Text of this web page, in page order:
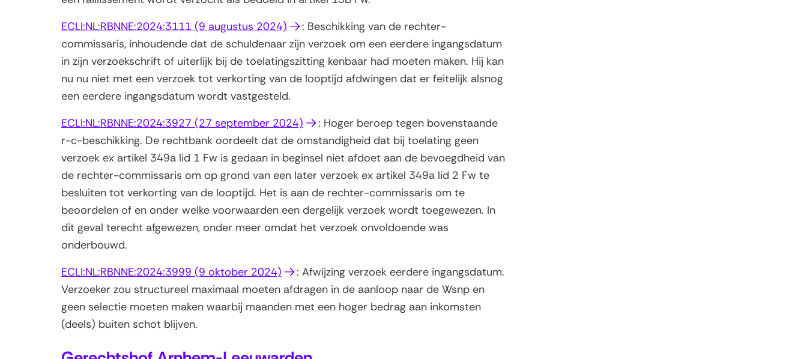
ECLI:NL:RBNNE:2024:3111 (9 augustus 2024) (opent
in
nieuw
venster)
: Beschikking van de rechter-
commissaris, inhoudende dat de schuldenaar zijn verzoek om een eerdere ingangsdatum
in zijn verzoekschrift of uiterlijk bij de toelatingszitting kenbaar had moeten maken. Hij kan
nu nu niet met een verzoek tot verkorting van de looptijd afdwingen dat er feitelijk alsnog
een eerdere ingangsdatum wordt vastgesteld.
ECLI:NL:RBNNE:2024:3927 (27 september 2024) (opent
in
nieuw
venster)
: Hoger beroep tegen bovenstaande
r-c-beschikking. De rechtbank oordeelt dat de omstandigheid dat bij toelating geen
verzoek ex artikel 349a lid 1 Fw is gedaan in beginsel niet afdoet aan de bevoegdheid van
de rechter-commissaris om op grond van een later verzoek ex artikel 349a lid 2 Fw te
besluiten tot verkorting van de looptijd. Het is aan de rechter-commissaris om te
beoordelen of en onder welke voorwaarden een dergelijk verzoek wordt toegewezen. In
dit geval terecht afgewezen, onder meer omdat het verzoek onvoldoende was
onderbouwd.
ECLI:NL:RBNNE:2024:3999 (9 oktober 2024) (opent
in
nieuw
: Afwijzing verzoek eerdere ingangsdatum.
Verzoeker zou structureel maximaal moeten afdragen in de aanloop naar de Wsnp en
geen selectie moeten maken waarbij maanden met een hoger bedrag aan inkomsten
(deels) buiten schot blijven.